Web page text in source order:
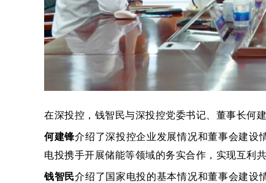
在深投控，钱智民与深投控党委书记、董事长何
何建锋介绍了深投控企业发展情况和董事会建设
电投携手开展储能等领域的务实合作，实现互利共
钱智民介绍了国家电投的基本情况和董事会建设